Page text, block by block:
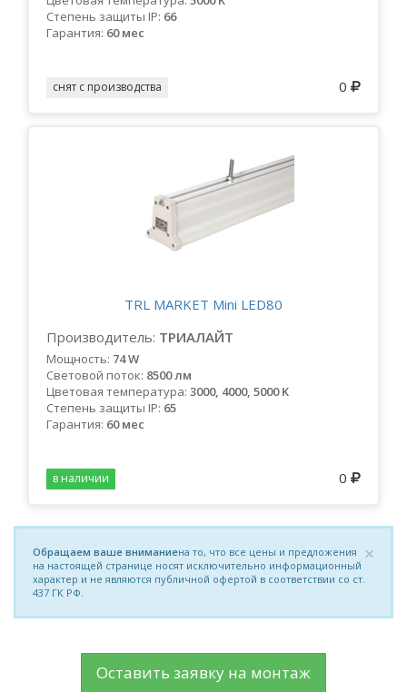
Степень защиты IP: 66
Гарантия: 60 мес
0
снят с производства
TRL MARKET Mini LED80
Производитель: ТРИАЛАЙТ
Мощность: 74 W
Световой поток: 8500 лм
Цветовая температура: 3000, 4000, 5000 K
Степень защиты IP: 65
Гарантия: 60 мес
0
в наличии
×
Обращаем ваше вниманиена то, что все цены и предложения
на настоящей странице носят исключительно информационный
характер и не являются публичной офертой в соответствии со ст.
437 ГК РФ.
Оставить заявку на монтаж